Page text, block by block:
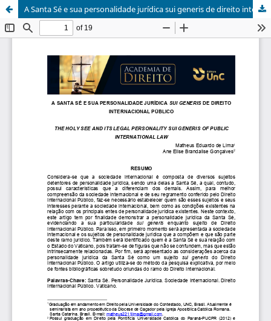
A Santa Sé e sua personalidade jurídica sui generis de direito internacional público